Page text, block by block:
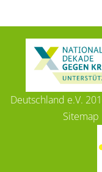
Deutschland e.V.
Sitemap